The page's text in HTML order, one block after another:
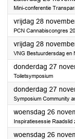
Mini-conferentie
vrijdag 28
PCN Cannabiscongres
vrijdag 28
VNG Bestuurdersdag en
donderdag 27
Toiletsymposium
donderdag 27
Symposium Community
woensdag 26
Inspiratiesessie Raadslid
woensdag 26